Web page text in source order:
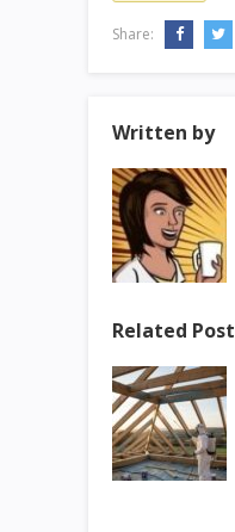
Share:
Written by
Related Post